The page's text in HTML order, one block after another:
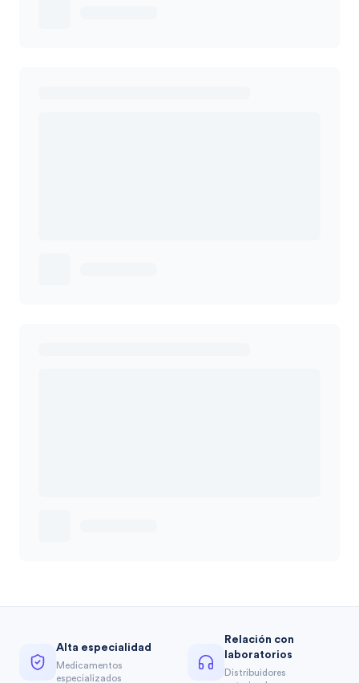
Alta especialidad
Medicamentos
especializados
Relación con
laboratorios
Distribuidores